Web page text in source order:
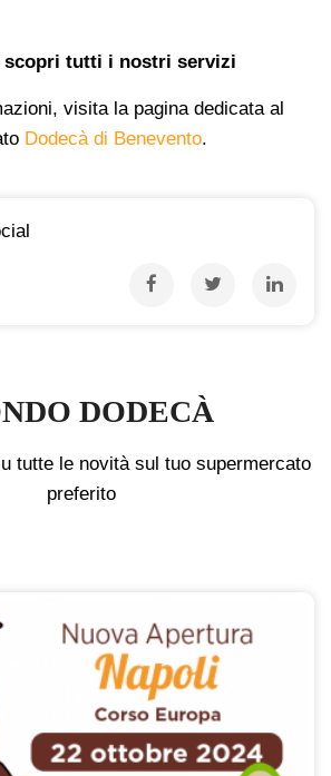
scopri tutti i nostri servizi
visita la pagina dedicata al
Dodecà di Benevento.
DODECÀ
tutte le novità sul tuo supermercato
preferito